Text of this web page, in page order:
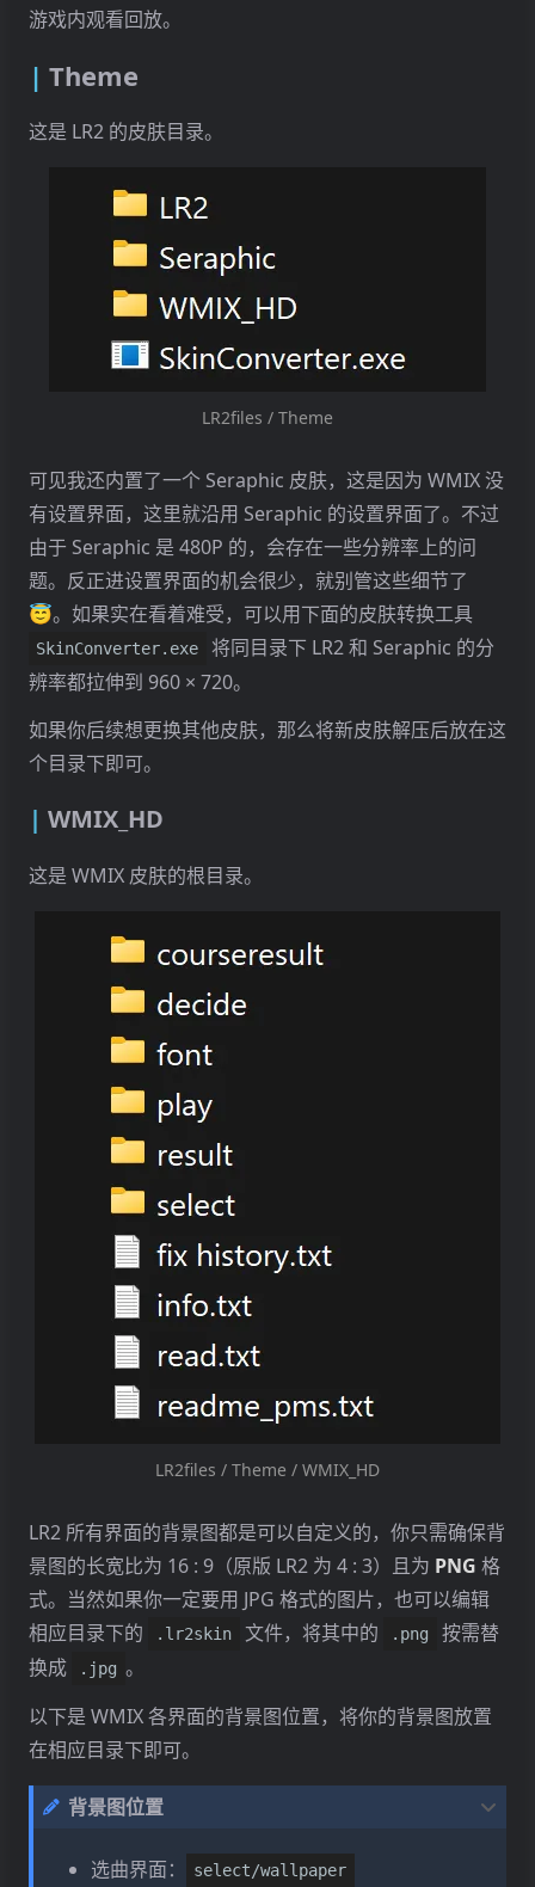
游戏内观看回放。
Theme
这是 LR2 的皮肤目录。
LR2files / Theme
可见我还内置了一个 Seraphic 皮肤，这是因为 WMIX 没
有设置界面，这里就沿用 Seraphic 的设置界面了。不过
由于 Seraphic 是 480P 的，会存在一些分辨率上的问
题。反正进设置界面的机会很少，就别管这些细节了
😇。如果实在看着难受，可以用下面的皮肤转换工具
SkinConverter.exe
将同目录下 LR2 和 Seraphic 的分
辨率都拉伸到 960 × 720。
如果你后续想更换其他皮肤，那么将新皮肤解压后放在这
个目录下即可。
WMIX_HD
这是 WMIX 皮肤的根目录。
LR2files / Theme / WMIX_HD
LR2 所有界面的背景图都是可以自定义的，你只需确保背
景图的长宽比为 16 : 9（原版 LR2 为 4 : 3）且为 PNG 格
式。当然如果你一定要用 JPG 格式的图片，也可以编辑
相应目录下的
.lr2skin 文件，将其中的 .png
按需替
换成
.jpg 。
以下是 WMIX 各界面的背景图位置，将你的背景图放置
在相应目录下即可。
背景图位置
选曲界面： select/wallpaper